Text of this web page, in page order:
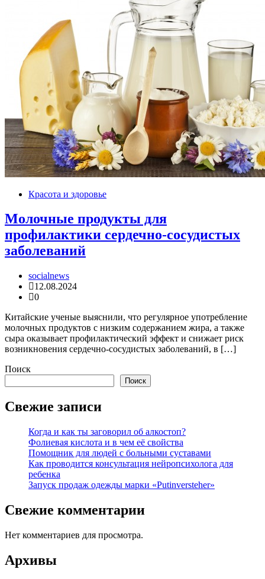
Красота и здоровье
Молочные продукты для
профилактики сердечно-сосудистых
заболеваний
socialnews
12.08.2024
0
Китайские ученые выяснили, что регулярное употребление
молочных продуктов с низким содержанием жира, а также
сыра оказывает профилактический эффект и снижает риск
возникновения сердечно-сосудистых заболеваний, в […]
Поиск
Поиск
Свежие записи
Когда и как ты заговорил об алкостоп?
Фолиевая кислота и в чем её свойства
Помощник для людей с больными суставами
Как проводится консультация нейропсихолога для
ребенка
Запуск продаж одежды марки «Putinversteher»
Свежие комментарии
Нет комментариев для просмотра.
Архивы